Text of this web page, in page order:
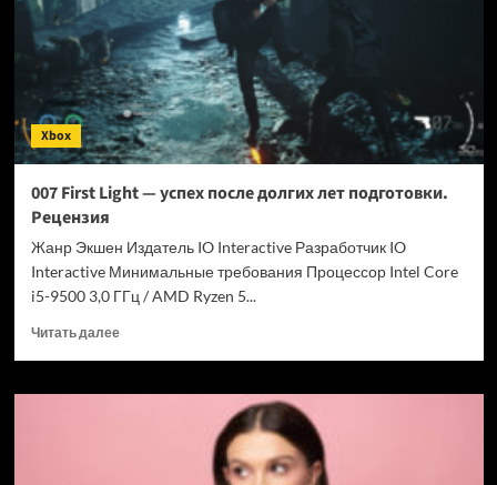
антибот-
защиту
—
и
грузит
страницы
в
шесть
быстрее
Xbox
007 First Light — успех после долгих лет подготовки.
Рецензия
Жанр Экшен Издатель IO Interactive Разработчик IO
Interactive Минимальные требования Процессор Intel Core
i5-9500 3,0 ГГц / AMD Ryzen 5...
Читать далееПрочитать
007